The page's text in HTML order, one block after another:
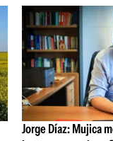
Jorge Díaz: Mujica